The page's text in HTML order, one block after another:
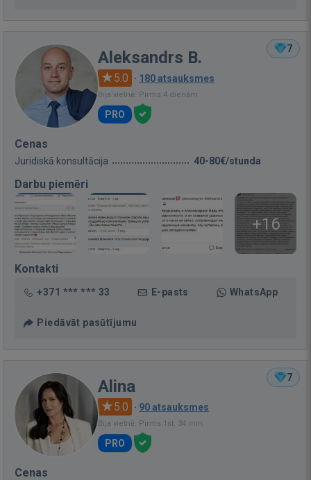
7
Aleksandrs B.
5.0 · 180 atsauksmes
Bija vietnē: Pirms 4 dienām
PRO
Cenas
Juridiskā konsultācija 40-80€/stunda
Darbu piemēri
+16
Kontakti
+371 *** *** 33 E-pasts WhatsApp
Piedāvāt pasūtījumu
7
Alina
5.0 · 90 atsauksmes
Bija vietnē: Pirms 1st. 34 min.
PRO
Cenas